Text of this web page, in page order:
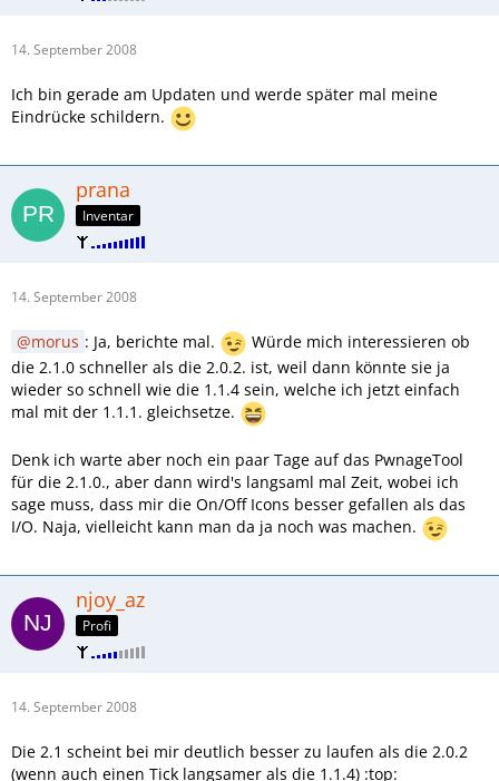
14. September 2008
Ich bin gerade am Updaten und werde später mal meine
Eindrücke schildern.
prana
Inventar
14. September 2008
morus : Ja, berichte mal.
Würde mich interessieren ob
die 2.1.0 schneller als die 2.0.2. ist, weil dann könnte sie ja
wieder so schnell wie die 1.1.4 sein, welche ich jetzt einfach
mal mit der 1.1.1. gleichsetze.
Denk ich warte aber noch ein paar Tage auf das PwnageTool
für die 2.1.0., aber dann wird's langsaml mal Zeit, wobei ich
sage muss, dass mir die On/Off Icons besser gefallen als das
I/O. Naja, vielleicht kann man da ja noch was machen.
njoy_az
Profi
14. September 2008
Die 2.1 scheint bei mir deutlich besser zu laufen als die 2.0.2
(wenn auch einen Tick langsamer als die 1.1.4) :top: